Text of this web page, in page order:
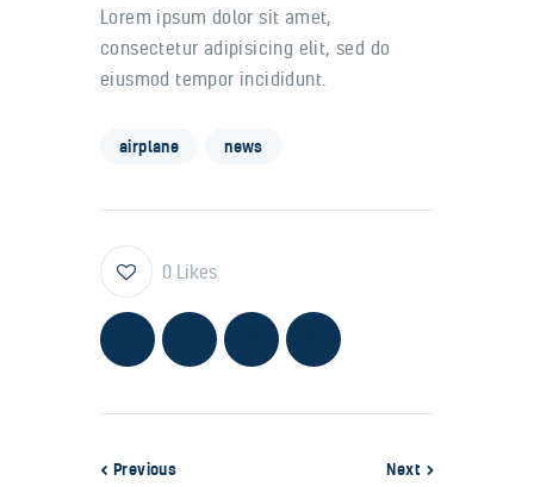
Lorem ipsum dolor sit amet,
consectetur adipisicing elit, sed do
eiusmod tempor incididunt.
airplane news
0 Likes
Previous Next